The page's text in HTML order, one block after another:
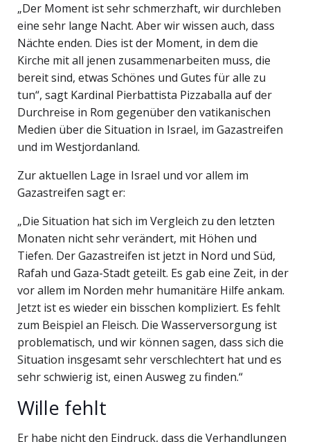
„Der Moment ist sehr schmerzhaft, wir durchleben
eine sehr lange Nacht. Aber wir wissen auch, dass
Nächte enden. Dies ist der Moment, in dem die
Kirche mit all jenen zusammenarbeiten muss, die
bereit sind, etwas Schönes und Gutes für alle zu
tun“, sagt Kardinal Pierbattista Pizzaballa auf der
Durchreise in Rom gegenüber den vatikanischen
Medien über die Situation in Israel, im Gazastreifen
und im Westjordanland.
Zur aktuellen Lage in Israel und vor allem im
Gazastreifen sagt er:
„Die Situation hat sich im Vergleich zu den letzten
Monaten nicht sehr verändert, mit Höhen und
Tiefen. Der Gazastreifen ist jetzt in Nord und Süd,
Rafah und Gaza-Stadt geteilt. Es gab eine Zeit, in der
vor allem im Norden mehr humanitäre Hilfe ankam.
Jetzt ist es wieder ein bisschen kompliziert. Es fehlt
zum Beispiel an Fleisch. Die Wasserversorgung ist
problematisch, und wir können sagen, dass sich die
Situation insgesamt sehr verschlechtert hat und es
sehr schwierig ist, einen Ausweg zu finden.“
Wille fehlt
Er habe nicht den Eindruck, dass die Verhandlungen